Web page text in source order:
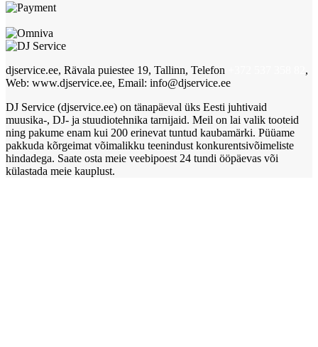
djservice.ee, Rävala puiestee 19, Tallinn, Telefon
,
Web: www.djservice.ee, Email: info@djservice.ee
DJ Service (djservice.ee) on tänapäeval üks Eesti juhtivaid
muusika-, DJ- ja stuudiotehnika tarnijaid. Meil on lai valik tooteid
ning pakume enam kui 200 erinevat tuntud kaubamärki. Püüame
pakkuda kõrgeimat võimalikku teenindust konkurentsivõimeliste
hindadega. Saate osta meie veebipoest 24 tundi ööpäevas või
külastada meie kauplust.